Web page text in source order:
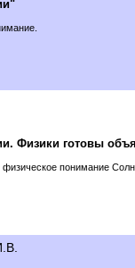
Физики готовы
понимание